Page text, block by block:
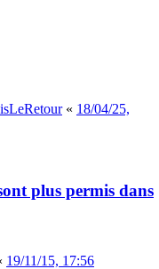
« 18/04/25,
plus permis dans
19/11/15, 17:56